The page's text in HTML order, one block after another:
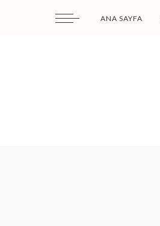
ANA SAYFA